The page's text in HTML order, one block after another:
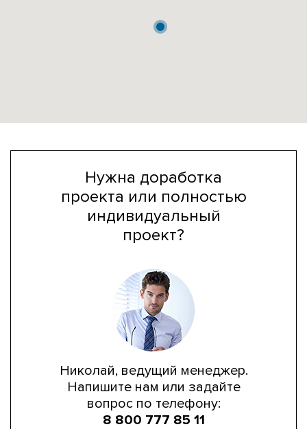
Нужна доработка
проекта или полностью
индивидуальный
проект?
Николай, ведущий менеджер.
Напишите нам или задайте
вопрос по телефону:
8 800 777 85 11